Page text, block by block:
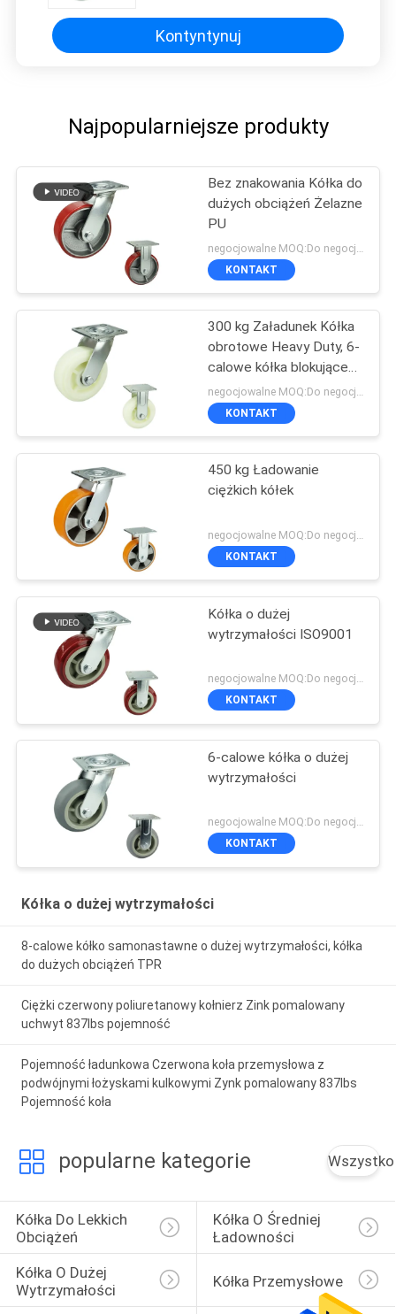
Kontyntynuj
Najpopularniejsze produkty
Bez znakowania Kółka do
dużych obciążeń Żelazne
PU
negocjowalne MOQ:Do negocjacji
KONTAKT
300 kg Załadunek Kółka
obrotowe Heavy Duty, 6-
calowe kółka blokujące
Heavy Duty
negocjowalne MOQ:Do negocjacji
KONTAKT
450 kg Ładowanie
ciężkich kółek
negocjowalne MOQ:Do negocjacji
KONTAKT
Kółka o dużej
wytrzymałości ISO9001
negocjowalne MOQ:Do negocjacji
KONTAKT
6-calowe kółka o dużej
wytrzymałości
negocjowalne MOQ:Do negocjacji
KONTAKT
Kółka o dużej wytrzymałości
8-calowe kółko samonastawne o dużej wytrzymałości, kółka
do dużych obciążeń TPR
Ciężki czerwony poliuretanowy kołnierz Zink pomalowany
uchwyt 837lbs pojemność
Pojemność ładunkowa Czerwona koła przemysłowa z
podwójnymi łożyskami kulkowymi Zynk pomalowany 837lbs
Pojemność koła
popularne kategorie Wszystko
Kółka Do Lekkich
Obciążeń
Kółka O Średniej
Ładowności
Kółka O Dużej
Wytrzymałości
Kółka Przemysłowe